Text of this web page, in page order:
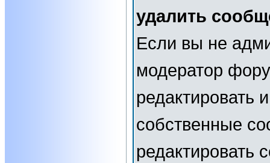
удалить
Если вы не
модератор
редактировать
собственные
редактировать